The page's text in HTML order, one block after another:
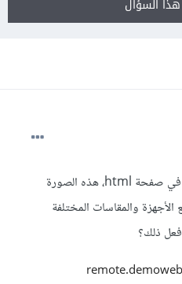
السؤال
لي صورة على مستوى Header في صفحة html، هذه الصورة
والمقاسات المختلفة
ذلك؟